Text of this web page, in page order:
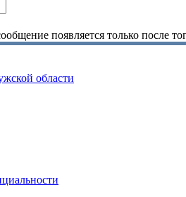
появляется только после
области